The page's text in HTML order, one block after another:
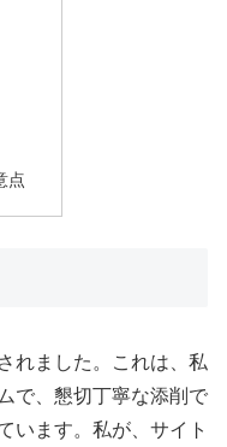
点
れました。これは、私
で、懇切丁寧な添削で
います。私が、サイト